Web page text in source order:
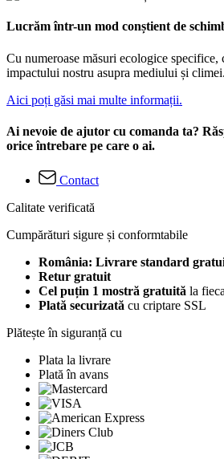
Lucrăm într-un mod conștient de
Cu numeroase măsuri ecologice
impactului nostru asupra mediului și climei.
Aici poți găsi mai multe informații.
Ai nevoie de ajutor cu comanda ta?
orice întrebare pe care o ai.
Contact
Calitate verificată
Cumpărături sigure și conformtabile
România: Livrare standard
Retur gratuit
Cel puțin 1 mostră gratuită la
Plată securizată cu criptare SSL
Plătește în siguranță cu
Plata la livrare
Plată în avans